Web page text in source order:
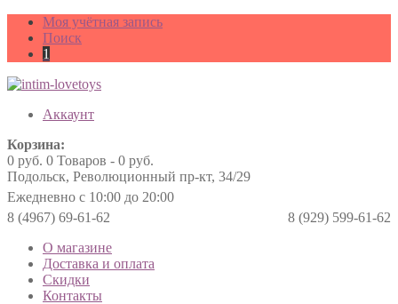
Моя учётная запись
Поиск
1
Аккаунт
Корзина:
0 руб. 0 Товаров - 0 руб.
Подольск, Революционный пр-кт, 34/29
Ежедневно с 10:00 до 20:00
8 (4967) 69-61-62
8 (929) 599-61-62
О магазине
Доставка и оплата
Скидки
Контакты